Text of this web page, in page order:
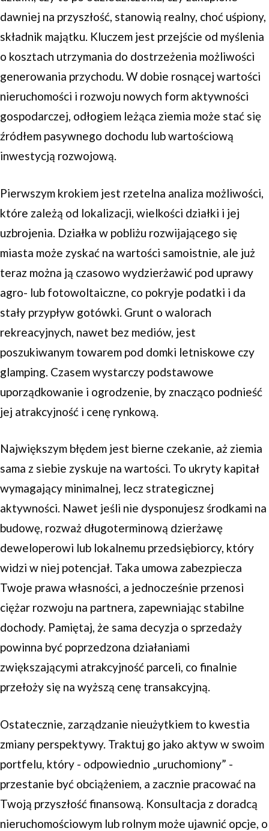
dawniej na przyszłość, stanowią realny, choć uśpiony,
składnik majątku. Kluczem jest przejście od myślenia
o kosztach utrzymania do dostrzeżenia możliwości
generowania przychodu. W dobie rosnącej wartości
nieruchomości i rozwoju nowych form aktywności
gospodarczej, odłogiem leżąca ziemia może stać się
źródłem pasywnego dochodu lub wartościową
inwestycją rozwojową.
Pierwszym krokiem jest rzetelna analiza możliwości,
które zależą od lokalizacji, wielkości działki i jej
uzbrojenia. Działka w pobliżu rozwijającego się
miasta może zyskać na wartości samoistnie, ale już
teraz można ją czasowo wydzierżawić pod uprawy
agro- lub fotowoltaiczne, co pokryje podatki i da
stały przypływ gotówki. Grunt o walorach
rekreacyjnych, nawet bez mediów, jest
poszukiwanym towarem pod domki letniskowe czy
glamping. Czasem wystarczy podstawowe
uporządkowanie i ogrodzenie, by znacząco podnieść
jej atrakcyjność i cenę rynkową.
Największym błędem jest bierne czekanie, aż ziemia
sama z siebie zyskuje na wartości. To ukryty kapitał
wymagający minimalnej, lecz strategicznej
aktywności. Nawet jeśli nie dysponujesz środkami na
budowę, rozważ długoterminową dzierżawę
deweloperowi lub lokalnemu przedsiębiorcy, który
widzi w niej potencjał. Taka umowa zabezpiecza
Twoje prawa własności, a jednocześnie przenosi
ciężar rozwoju na partnera, zapewniając stabilne
dochody. Pamiętaj, że sama decyzja o sprzedaży
powinna być poprzedzona działaniami
zwiększającymi atrakcyjność parceli, co finalnie
przełoży się na wyższą cenę transakcyjną.
Ostatecznie, zarządzanie nieużytkiem to kwestia
zmiany perspektywy. Traktuj go jako aktyw w swoim
portfelu, który - odpowiednio „uruchomiony” -
przestanie być obciążeniem, a zacznie pracować na
Twoją przyszłość finansową. Konsultacja z doradcą
nieruchomościowym lub rolnym może ujawnić opcje, o